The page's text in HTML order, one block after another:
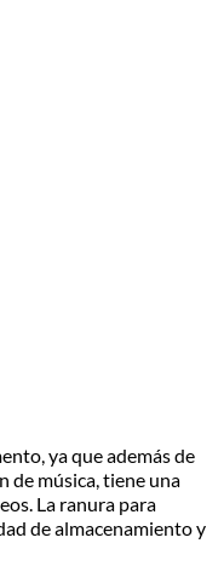
ya que además de
de música, tiene una
La ranura para
de almacenamiento y